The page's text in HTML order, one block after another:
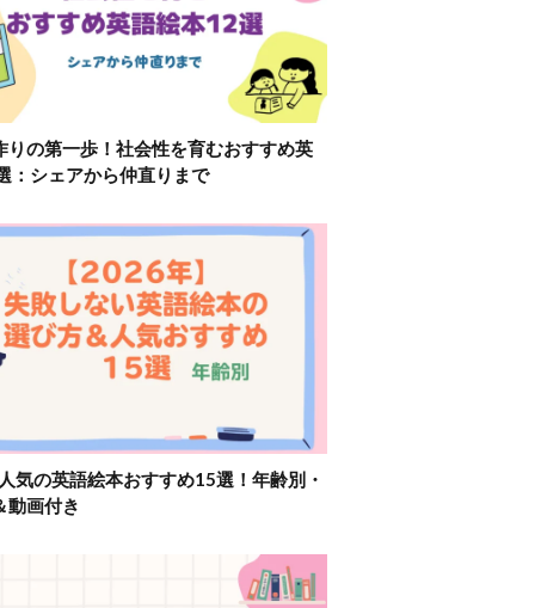
りの第一歩！社会性を育むおすすめ英
：シェアから仲直りまで
気の英語絵本おすすめ15選！年齢別・
動画付き